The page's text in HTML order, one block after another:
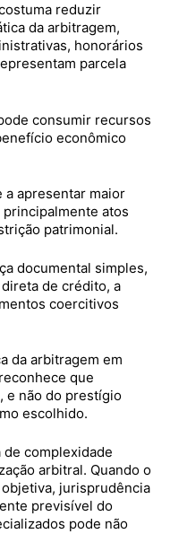
reduzir
da arbitragem,
honorários
parcela
consumir recursos
econômico
a apresentar maior
atos
patrimonial.
documental simples,
de crédito, a
coercitivos
da arbitragem em
que
e não do prestígio
escolhido.
de complexidade
arbitral. Quando o
jurisprudência
previsível do
pode não